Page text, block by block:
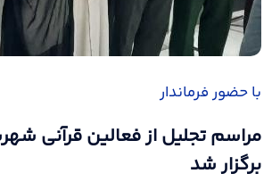
با حضور فرماندار
مراسم تجلیل از فعالین قرآنی
برگزار شد